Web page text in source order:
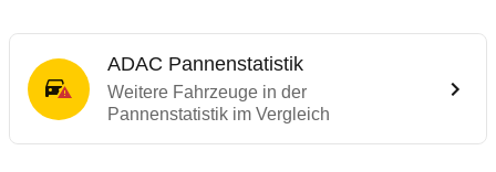
ADAC Pannenstatistik
Weitere Fahrzeuge in der
Pannenstatistik im Vergleich